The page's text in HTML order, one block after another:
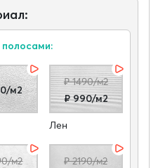
м2
₽ 1490/м2
₽ 990/м2
Лен
м2
₽ 2190/м2